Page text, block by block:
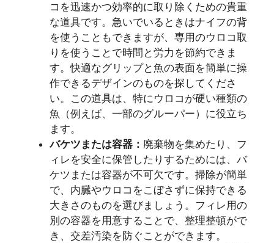
コを迅速かつ効率的に取り除くための貴重
な道具です。急いでいるときはナイフの背
を使うこともできますが、専用のウロコ取
りを使うことで時間と労力を節約できま
す。快適なグリップと魚の表面を簡単に操
作できるデザインのものを探してくださ
い。この道具は、特にウロコが硬い種類の
魚（例えば、一部のグルーパー）に役立ち
ます。
バケツまたは容器： 廃棄物を集めたり、フ
ィレを安全に保管したりするためには、バ
ケツまたは容器が不可欠です。掃除が簡単
で、内臓やウロコをこぼさずに保持できる
大きさのものを選びましょう。フィレ用の
別の容器を用意することで、整理整頓がで
き、交差汚染を防ぐことができます。